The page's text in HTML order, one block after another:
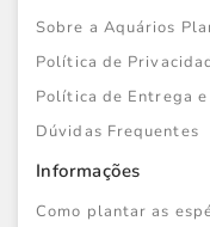
Sobre a Aquários
Política de
Política de Entrega
Dúvidas Frequentes
Informações
Como plantar as